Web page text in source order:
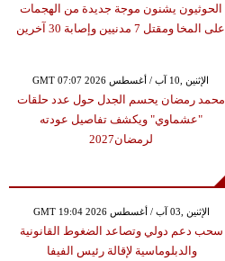
الحوثيون يشنون موجة جديدة من الهجمات
على المخا ومقتل 7 مدنيين وإصابة 30 آخرين
GMT 07:07 2026 الإثنين ,10 آب / أغسطس
محمد رمضان يحسم الجدل حول عدد حلقات
"عشماوي" ويكشف تفاصيل عودته
لرمضان2027
GMT 19:04 2026 الإثنين ,03 آب / أغسطس
سحب دعم دولي وتصاعد الضغوط القانونية
والدبلوماسية لإقالة رئيس الفيفا